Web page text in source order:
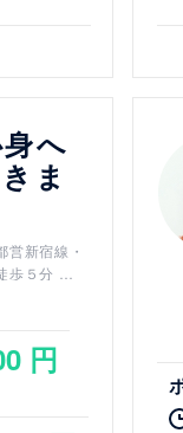
へ
ま
新宿線・
歩５分
３ｂ出口
円